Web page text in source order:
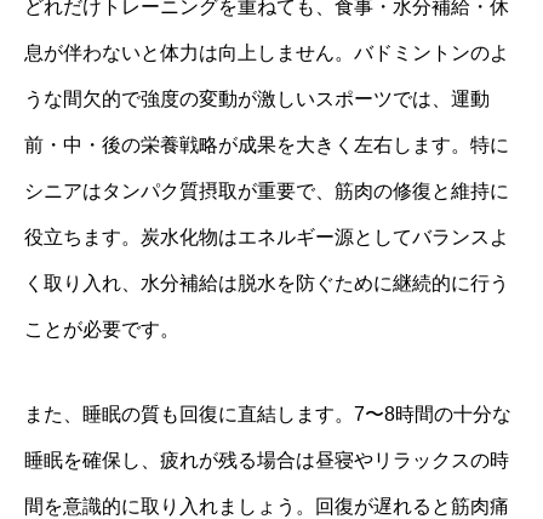
どれだけトレーニングを重ねても、食事・水分補給・休
息が伴わないと体力は向上しません。バドミントンのよ
うな間欠的で強度の変動が激しいスポーツでは、運動
前・中・後の栄養戦略が成果を大きく左右します。特に
シニアはタンパク質摂取が重要で、筋肉の修復と維持に
役立ちます。炭水化物はエネルギー源としてバランスよ
く取り入れ、水分補給は脱水を防ぐために継続的に行う
ことが必要です。
また、睡眠の質も回復に直結します。7〜8時間の十分な
睡眠を確保し、疲れが残る場合は昼寝やリラックスの時
間を意識的に取り入れましょう。回復が遅れると筋肉痛